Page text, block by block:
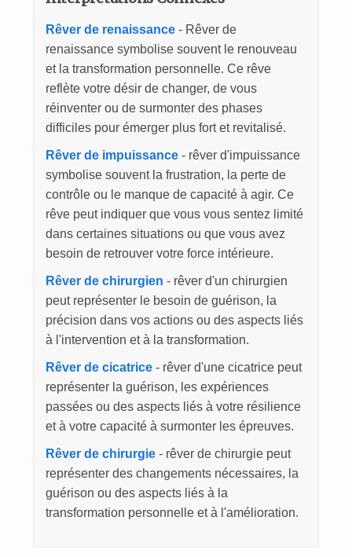
Rêver de renaissance- Rêver de
renaissance symbolise souvent le renouveau
et la transformation personnelle. Ce rêve
reflète votre désir de changer, de vous
réinventer ou de surmonter des phases
difficiles pour émerger plus fort et revitalisé.
Rêver de impuissance- rêver d'impuissance
symbolise souvent la frustration, la perte de
contrôle ou le manque de capacité à agir. Ce
rêve peut indiquer que vous vous sentez limité
dans certaines situations ou que vous avez
besoin de retrouver votre force intérieure.
Rêver de chirurgien - rêver d'un chirurgien
peut représenter le besoin de guérison, la
précision dans vos actions ou des aspects liés
à l'intervention et à la transformation.
Rêver de cicatrice- rêver d'une cicatrice peut
représenter la guérison, les expériences
passées ou des aspects liés à votre résilience
et à votre capacité à surmonter les épreuves.
Rêver de chirurgie- rêver de chirurgie peut
représenter des changements nécessaires, la
guérison ou des aspects liés à la
transformation personnelle et à l'amélioration.